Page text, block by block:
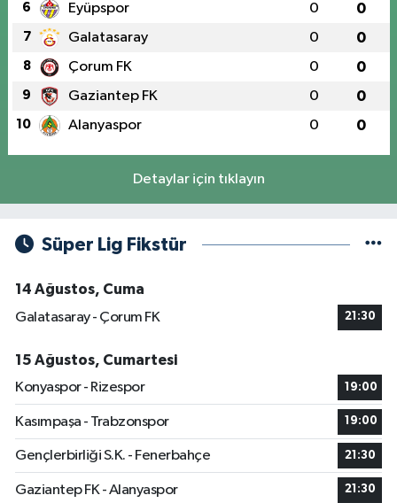
6 Eyüpspor 0 0
7 Galatasaray 0 0
8 Çorum FK 0 0
9 Gaziantep FK 0 0
10 Alanyaspor 0 0
Detaylar için tıklayın
Süper Lig Fikstür
14 Ağustos, Cuma
Galatasaray - Çorum FK
21:30
15 Ağustos, Cumartesi
Konyaspor - Rizespor
19:00
Kasımpaşa - Trabzonspor 19:00
Gençlerbirliği S.K. - Fenerbahçe 21:30
Gaziantep FK - Alanyaspor 21:30